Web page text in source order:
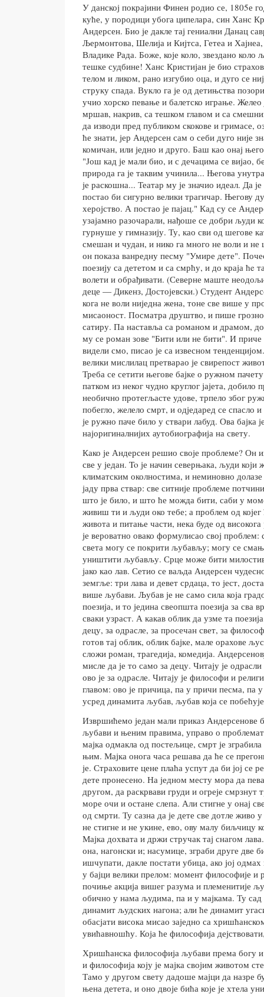
У данској покрајини Финен родио се, 1805е
куће, у породици убога ципелара, син Ханс
Андерсен. Био је дакле тај гениални Данац
Љермонтова, Шелија и Кијтса, Гетеа и
Владике Рада. Боже, које коло, звездано коло
тешке судбине! Ханс Кристијан је био
телом и ликом, рано изгубио оца, и дуго се
струку спада. Вукло га је од детињства
учио хорско певање и балетско играње. Желео
мршав, накрив, са тешком главом и са
да изводи пред публиком скокове и гримасе,
ће знати, јер Андерсен сам о себи дуго није
комичан, или једно и друго. Баш као онај
"Још кад је мали био, и с дечацима се вијао,
природа га је таквим учинила... Његова
је раскошна... Театар му је значио идеал. Да
постао би сигурно велики трагичар. Његову
херојство. А постао је пајац." Кад су се
узајамно разочарали, нађоше се добри људи
гурнуше у гимназију. Ту, као сви од шегове
смешан и чудан, и нико га много не воли и не
он показа ванредну песму "Умире дете".
поезију са дететом и са смрћу, и до краја ћe
волети и обрађивати. (Северне маште
деце — Дикенз, Достојевски.) Студент
кога не воли ниједна жена, тоне све више у
мисаоност. Посматра друштво, и пише
сатиру. Па наставља са романом и драмом,
му се роман зове "Бити или не бити". И приче
видели смо, писао је са извесном
велики мислилац претварао је свирепост
Треба се сетити његове бајке о ружном
патком из неког чудно круглог јајета, добило
необично протегљасте удове, трпело због
побегло, желело смрт, и одједаред се спасло
је ружно паче било у ствари лабуд. Ова бајка
најоригиналнијих аутобиографија на свету.
Како је Андерсен решио своје проблеме? Он
све у један. To је начин северњака, људи
климатским околностима, и неминовно
јаду прва ствар: све ситније проблеме
што је било, и што ће можда бити, саби у
живиш ти и људи око тебе; а проблем од
живота и питање части, нека буде од
је вероватно овако формулисао свој проблем:
света могу се покрити љубављу; могу се
уништити љубављу. Срце може бити
јако као лав. Сетио се ваљда Андерсен
земгље: три лава и девет срдаца, то јест,
више љубави. Љубав је не само сила која
поезија, и то једина свеопшта поезија за сва
сваки узраст. А какав облик да узме та
децу, за одрасле, за просечан свет, за
готов тај облик, облик бајке, мале орахове
сложи роман, трагедија, комедија.
мисле да је то само за децу. Читају је
ово је за одрасле. Читају је философи и
главом: ово је причица, па у причи песма, па
усред динамита љубав, љубав која се
Извршићемо један мали приказ Андерсенове
љубави и њеним правима, управо о
мајка одмакла од постељице, смрт је
њим. Мајка онога часа решава да ће се
је. Страховите цене плаћа успут да би јој се
дете пронесено. На једном месту мора да
другом, да раскрвави груди и огреје смрзнут
море очи и остане слепа. Али стигне у онај
од смрти. Ту сазна да је дете све дотле живо
не стигне и не укине, ево, ову малу биљчицу
Мајка дохвата и држи стручак тај снагом
она, нагонски и; насумице, зграби друге две
ишчупати, дакле постати убица, ако јој одмах
у бајци велики прелом: момент философије и
почиње акција вишег разума и племенитије
обично у нама људима, па и у мајкама. Ту
динамит људских нагона; али ће динамит
обасјати висока мисао заједно са
увићавношћу. Која ће философија
Хришћанска философија љубави према богу
и философија коју је мајка својим животом
Тамо у другом свету дадоше мајци да назре
њена детета, и оно двоје бића које је хтела